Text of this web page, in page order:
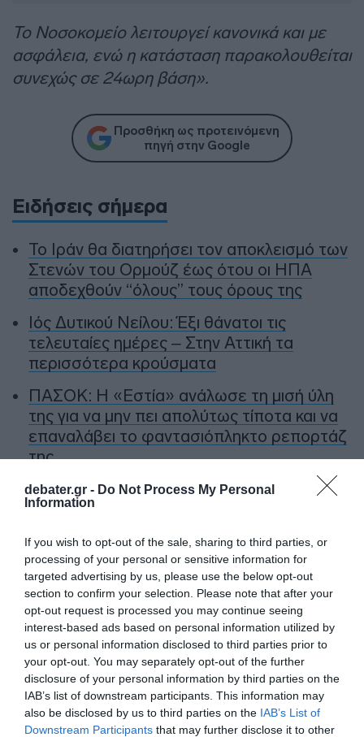
debater.gr - Do Not Process My Personal
Information
If you wish to opt-out of the sale, sharing to third parties, or
processing of your personal or sensitive information for
targeted advertising by us, please use the below opt-out
section to confirm your selection. Please note that after your
opt-out request is processed you may continue seeing
interest-based ads based on personal information utilized by
us or personal information disclosed to third parties prior to
your opt-out. You may separately opt-out of the further
disclosure of your personal information by third parties on the
IAB’s list of downstream participants. This information may
also be disclosed by us to third parties on the IAB’s List of
Downstream Participants that may further disclose it to other
Το Νοσοκομείο λειτουργεί κανονικά και με
ασφάλεια, ενώ η κατάσταση παρακολουθείται
συνεχώς σε 24ωρη βάση».
Προσθήκη ως προτεινόμενη
πηγή στην Google
Ειδήσεις σήμερα
To Ιράν θα διατηρήσει τον αποκλεισμό των
Στενών του Ορμούζ έως ότου οι ΗΠΑ
αποδεχθούν “όλους” τους όρους της
Ιός Δυτικού Νείλου: Έξι θάνατοι τις
τελευταίες ημέρες – Στην Αττική τα
περισσότερα κρούσματα
ΠΑΣΟΚ: Η «Εστία» ανάλωσε τη μισή ύλη
της για να μην πει απολύτως τίποτα και να
επαναλάβει το φαντασιόπληκτο ρεπορτάζ
της
Χανιά: Νεαρός Παλαιστίνιος κλείδωσε
ανήλικη στο σπίτι του – Την έσωσαν οι
Ακολούθησε το debater.gr στοGoogle News
και μάθετε πρώτοι όλες τις ειδήσεις
Share Tweet
ΓΑΣΤΡΕΝΤΕΡΙΤΙΔΑ ΝΟΣΟΚΟΜΕΙΟ ΑΤΤΙΚΟΝ
ΔΙΑΦΗΜΙΣΗ